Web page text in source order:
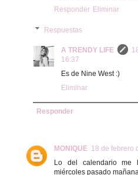
Responder Eliminar
Respuestas
A TRENDY LIFE
16:37
Es de Nine West :)
Eliminar
Responder
MONIQUE 18 de febrero
Lo del calendario me
miércoles pasado